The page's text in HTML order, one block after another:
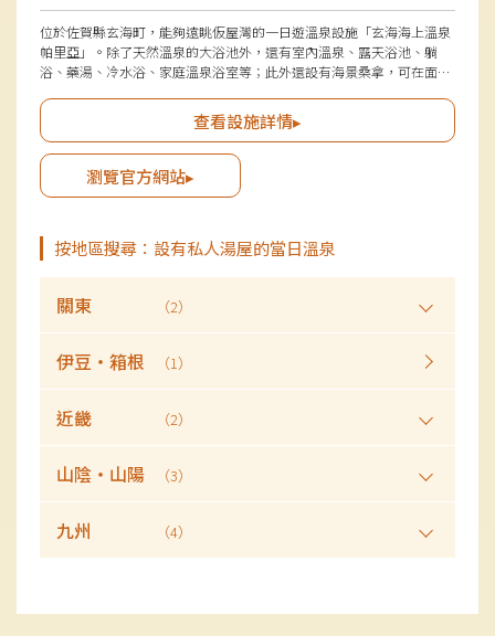
位於佐賀縣玄海町，能夠遠眺仮屋灣的一日遊溫泉設施「玄海海上溫泉
帕里亞」。除了天然溫泉的大浴池外，還有室內溫泉、露天浴池、躺
浴、藥湯、冷水浴、家庭溫泉浴室等；此外還設有海景桑拿，可在面向
人皆可享受。在「紀水餐廳」中可一邊欣賞美麗景色，一邊品嚐「佐賀
牛」和玄海町出產的海鮮。查看設施詳情▸
瀏覽官方網站▸
按地區搜尋：設有私人湯屋的當日溫泉
關東 （2）
伊豆・箱根 （1）
近畿 （2）
山陰・山陽 （3）
九州 （4）